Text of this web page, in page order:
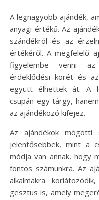
A legnagyobb ajándék, amit valakinek adhatsz, nem mindig
anyagi értékű. Az
szándékról és az
értékéről. A megfelelő
figyelembe venni az
érdeklődési körét és
együtt élhettek át. A
csupán egy tárgy,
az ajándékozó kifejez.
Az ajándékok mögötti
jelentősebbek, mint a
módja van annak, hogy
fontos számunkra. Az
alkalmakra
gesztus is, amely